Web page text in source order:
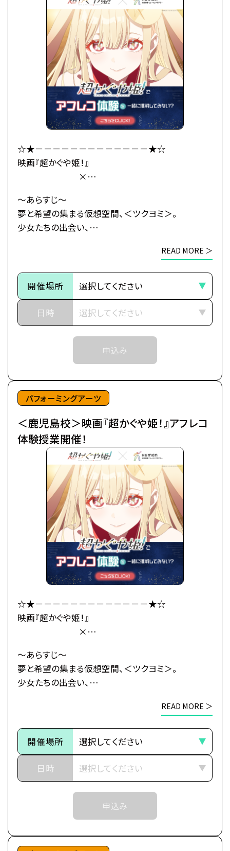
放っておけず連れ帰ると、赤ちゃんはみるみるうちに
大きくなり、彩葉と同い年ぐらいの女の子に。
「あなた、もしやかぐや姫なの？」
大きくなったかぐや姫はわがまま放題。
かぐやのお願い(わがまま)で彩葉は、ツクヨミでのラ
イバー活動を手伝うことに。
彩葉がプロデューサーとして音楽を作り、かぐやがラ
イバーとして歌うことで、
二人は少しずつ打ち解けていく。
かぐやを月へと連れ戻す不吉な影が、すぐそこまで迫
っているとも知らずに——
・公式HP：https://www.cho-kaguyahime.com/
☆★－－－－－－－－－－－－－★☆
映画『超かぐや姫！』
×
☆★－－－－－－－－－－－－－★☆
●注意事項
※各体験授業には定員に限りがございます。
そのため、ご予約状況により、
抽選等の対応をさせていただく場合がございます。
※当日ご参加いただける方には校舎の職員より
予約確定のご連絡をいたします。
それまでは予約完了しておりませんので
予めご了承ください。
※中学生以上の方が対象となります。
～あらすじ～
夢と希望の集まる仮想空間、＜ツクヨミ＞。
少女たちの出会い、
都内の進学校に通う17歳の女子高生・酒寄彩葉は、
バイトと学業の両立に励む超絶多忙な日々を送って
いた。
日々の癒やしは、インターネット上の仮想空間＜ツク
ヨミ＞の管理人兼大人気ライバー(配信者)・月見ヤ
チヨの配信を見ること。
自分の分身を作り誰もが自由に創作活動を行う＜ツ
クヨミ＞で、彩葉はヤチヨの推し活をしつつ、バトルゲ
ームで細々とお小遣い稼ぎをしていた。
そんなある日の帰り道、彩葉は七色に光り輝くゲーミ
ング電柱を見つける。
中から出てきたのは、なんとも可愛らしい赤ちゃん。
放っておけず連れ帰ると、赤ちゃんはみるみるうちに
大きくなり、彩葉と同い年ぐらいの女の子に。
「あなた、もしやかぐや姫なの？」
大きくなったかぐや姫はわがまま放題。
かぐやのお願い(わがまま)で彩葉は、ツクヨミでのラ
イバー活動を手伝うことに。
彩葉がプロデューサーとして音楽を作り、かぐやがラ
イバーとして歌うことで、
二人は少しずつ打ち解けていく。
かぐやを月へと連れ戻す不吉な影が、すぐそこまで迫
っているとも知らずに——
・公式HP：https://www.cho-kaguyahime.com/
READ MORE ＞
開催場所
日時
申込み
パフォーミングアーツ
＜鹿児島校＞映画『超かぐや姫！』アフレコ
体験授業開催！
☆★－－－－－－－－－－－－－★☆
映画『超かぐや姫！』
×
☆★－－－－－－－－－－－－－★☆
●注意事項
※各体験授業には定員に限りがございます。
そのため、ご予約状況により、
抽選等の対応をさせていただく場合がございます。
※当日ご参加いただける方には校舎の職員より
予約確定のご連絡をいたします。
それまでは予約完了しておりませんので
予めご了承ください。
※中学生以上の方が対象となります。
～あらすじ～
夢と希望の集まる仮想空間、＜ツクヨミ＞。
少女たちの出会い、
都内の進学校に通う17歳の女子高生・酒寄彩葉は、
バイトと学業の両立に励む超絶多忙な日々を送って
いた。
日々の癒やしは、インターネット上の仮想空間＜ツク
ヨミ＞の管理人兼大人気ライバー(配信者)・月見ヤ
チヨの配信を見ること。
自分の分身を作り誰もが自由に創作活動を行う＜ツ
クヨミ＞で、彩葉はヤチヨの推し活をしつつ、バトルゲ
READ MORE ＞
開催場所
日時
申込み